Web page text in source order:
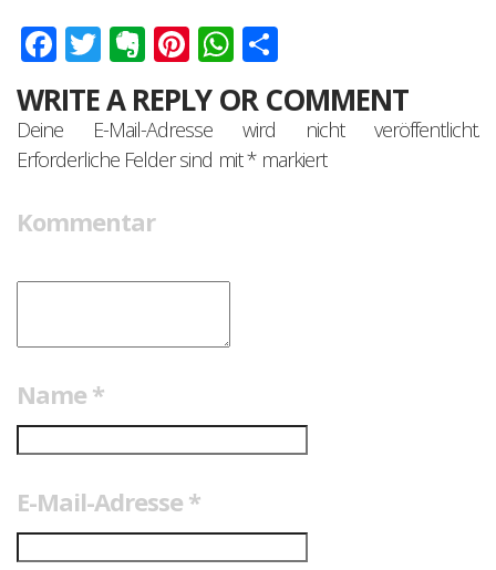
Facebook
Twitter
Evernote
Pinterest
WhatsApp
WRITE A REPLY OR COMMENT
Deine E-Mail-Adresse wird nicht veröffentlicht.
Erforderliche Felder sind mit*markiert
Kommentar
Name *
E-Mail-Adresse *